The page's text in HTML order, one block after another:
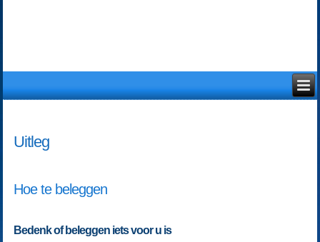
Uitleg
Hoe te beleggen
Bedenk of beleggen iets voor u is